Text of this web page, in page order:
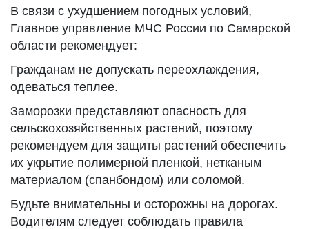
В связи с ухудшением погодных условий,
Главное управление МЧС России по Самарской
области рекомендует:
Гражданам не допускать переохлаждения,
одеваться теплее.
Заморозки представляют опасность для
сельскохозяйственных растений, поэтому
рекомендуем для защиты растений обеспечить
их укрытие полимерной пленкой, нетканым
материалом (спанбондом) или соломой.
Будьте внимательны и осторожны на дорогах.
Водителям следует соблюдать правила